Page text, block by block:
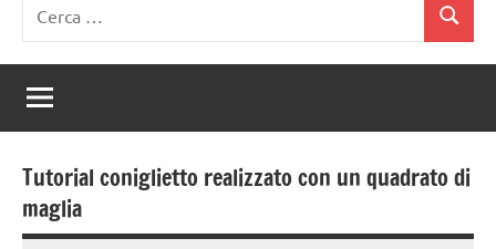
per:
Cerca
Tutorial coniglietto realizzato con un quadrato di
maglia